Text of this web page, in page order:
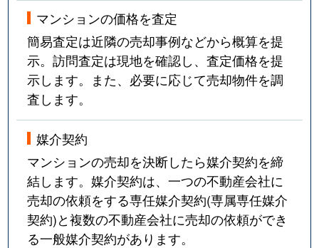
マンションの価格を査定
簡易査定は近隣の売却事例などから概算を提
示。訪問査定は現地を確認し、査定価格を提
示します。また、必要に応じて売却物件を調
査します。
媒介契約
マンションの売却を決断したら媒介契約を締
結します。媒介契約は、一つの不動産会社に
売却の依頼をする専任媒介契約(専属専任媒介
契約)と複数の不動産会社に売却の依頼ができ
る一般媒介契約があります。